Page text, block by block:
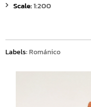
Scale:1:200
Labels: Románico